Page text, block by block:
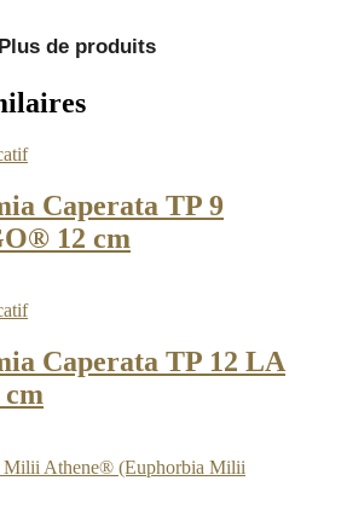
Plus de produits
Caperata TP 9
12 cm
Caperata TP 12 LA